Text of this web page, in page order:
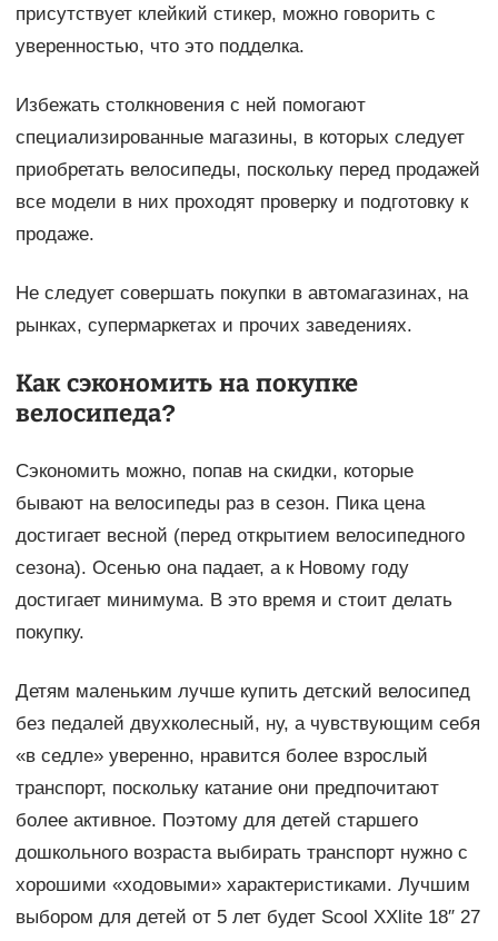
присутствует клейкий стикер, можно говорить с
уверенностью, что это подделка.
Избежать столкновения с ней помогают
специализированные магазины, в которых cледует
приобретать велосипеды, поскольку перед продажей
все модели в них проходят проверку и подготовку к
продаже.
Не следует совершать покупки в автомагазинах, на
рынках, супермаркетах и прочих заведениях.
Как сэкономить на покупке
велосипеда?
Сэкономить можно, попав на скидки, которые
бывают на велосипеды раз в сезон. Пика цена
достигает весной (перед открытием велосипедного
сезона). Осенью она падает, а к Новому году
достигает минимума. В это время и стоит делать
покупку.
Детям маленьким лучше купить детский велосипед
без педалей двухколесный, ну, а чувствующим себя
«в седле» уверенно, нравится более взрослый
транспорт, поскольку катание они предпочитают
более активное. Поэтому для детей старшего
дошкольного возраста выбирать транспорт нужно с
хорошими «ходовыми» характеристиками. Лучшим
выбором для детей от 5 лет будет Scool XXlite 18″ 27